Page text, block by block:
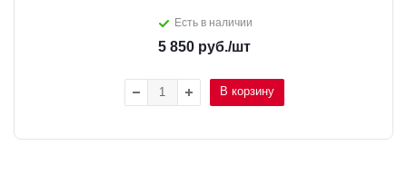
Есть в наличии
5 850руб./шт
В корзину